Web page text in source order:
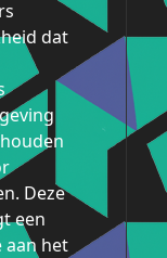
dat
Deze
een
aan het